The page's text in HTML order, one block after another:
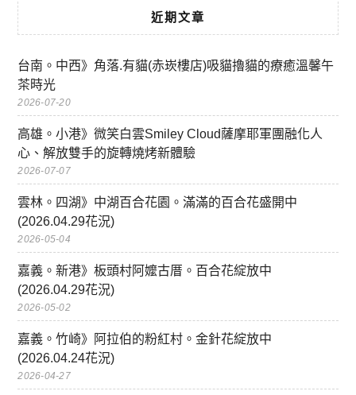
近期文章
台南。中西》角落.有貓(赤崁樓店)吸貓擼貓的療癒溫馨午
茶時光
2026-07-20
高雄。小港》微笑白雲Smiley Cloud薩摩耶軍團融化人
心、解放雙手的旋轉燒烤新體驗
2026-07-07
雲林。四湖》中湖百合花園。滿滿的百合花盛開中
(2026.04.29花況)
2026-05-04
嘉義。新港》板頭村阿嬤古厝。百合花綻放中
(2026.04.29花況)
2026-05-02
嘉義。竹崎》阿拉伯的粉紅村。金針花綻放中
(2026.04.24花況)
2026-04-27